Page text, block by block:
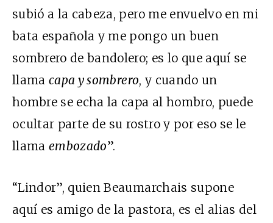
subió a la cabeza, pero me envuelvo en mi
bata española y me pongo un buen
sombrero de bandolero; es lo que aquí se
llamacapa y sombrero, y cuando un
hombre se echa la capa al hombro, puede
ocultar parte de su rostro y por eso se le
llamaembozado”.
“Lindor”, quien Beaumarchais supone
aquí es amigo de la pastora, es el alias del